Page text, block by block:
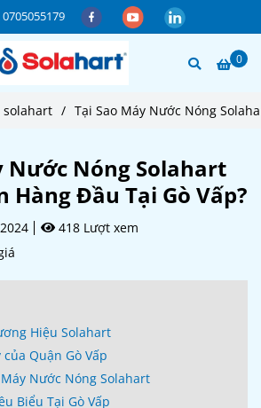
0705055179
0
solahart / Tại Sao Máy Nước Nóng
Nước Nóng Solahart
Hàng Đầu Tại Gò Vấp?
418 Lượt xem
Hiệu Solahart
Quận Gò Vấp
Nước Nóng Solahart
Biểu Tại Gò Vấp